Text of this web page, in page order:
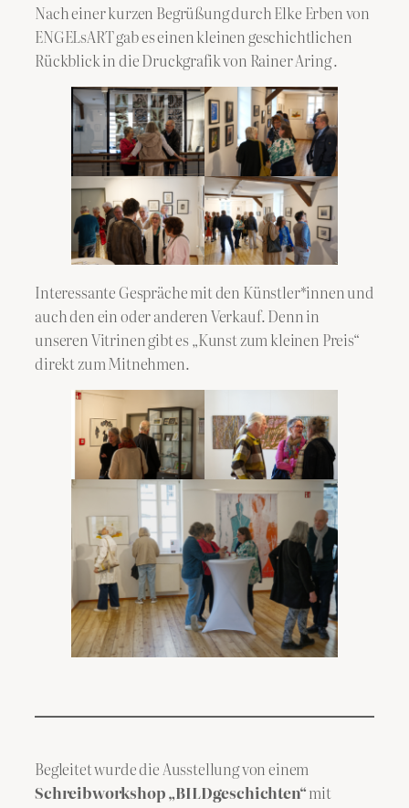
Nach einer kurzen Begrüßung durch Elke Erben von
ENGELsART gab es einen kleinen geschichtlichen
Rückblick in die Druckgrafik von Rainer Aring .
Interessante Gespräche mit den Künstler*innen und
auch den ein oder anderen Verkauf. Denn in
unseren Vitrinen gibt es „Kunst zum kleinen Preis“
direkt zum Mitnehmen.
Begleitet wurde die Ausstellung von einem
Schreibworkshop „BILDgeschichten“mit